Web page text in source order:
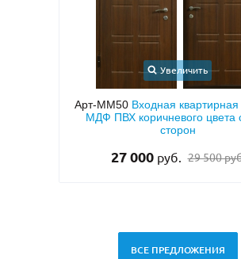
Увеличить
Арт-ММ1573Входная
металлофиленкой, бугельной
темно-серым порошковым
45 000руб.
ВСЕ ПРЕДЛОЖЕНИЯ